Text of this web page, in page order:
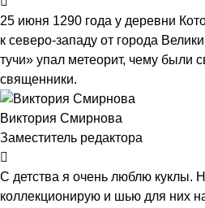
25 июня 1290 года у деревни
к северо-западу от города
тучи» упал метеорит, чему были
священники.
Виктория Смирнова
Заместитель редактора
С детства я очень люблю куклы.
коллекционирую и шью для них